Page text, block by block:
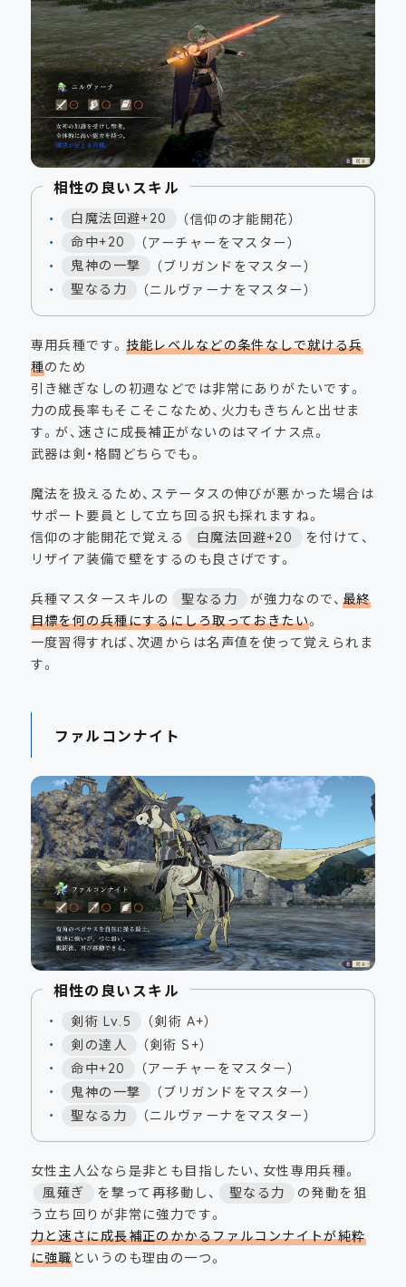
相性の良いスキル
白魔法回避+20
（信仰の才能開花）
命中+20
（アーチャーをマスター）
鬼神の一撃
（ブリガンドをマスター）
聖なる力
（ニルヴァーナをマスター）
専用兵種です。 技能レベルなどの条件なしで就ける兵
種のため
引き継ぎなしの初週などでは非常にありがたいです。
力の成長率もそこそこなため、火力もきちんと出せま
す。が、速さに成長補正がないのはマイナス点。
武器は剣・格闘どちらでも。
魔法を扱えるため、ステータスの伸びが悪かった場合は
サポート要員として立ち回る択も採れますね。
信仰の才能開花で覚える
白魔法回避+20
を付けて、
リザイア装備で壁をするのも良さげです。
兵種マスタースキルの 聖なる力 が強力なので、 最終
目標を何の兵種にするにしろ取っておきたい。
一度習得すれば、次週からは名声値を使って覚えられま
す。
ファルコンナイト
相性の良いスキル
剣術 Lv.5
（剣術 A+）
剣の達人
（剣術 S+）
命中+20
（アーチャーをマスター）
鬼神の一撃
（ブリガンドをマスター）
聖なる力
（ニルヴァーナをマスター）
女性主人公なら是非とも目指したい、女性専用兵種。
風薙ぎ
を撃って再移動し、 聖なる力
の発動を狙
う立ち回りが非常に強力です。
力と速さに成長補正のかかるファルコンナイトが純粋
に強職というのも理由の一つ。